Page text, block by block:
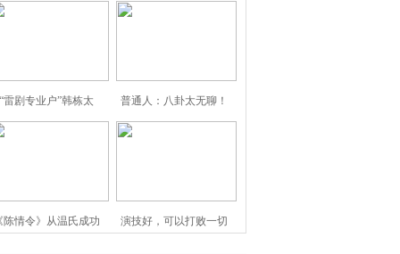
雷剧专业户”韩栋太 普通人：八卦太无聊！
陈情令》从温氏成功 演技好，可以打败一切